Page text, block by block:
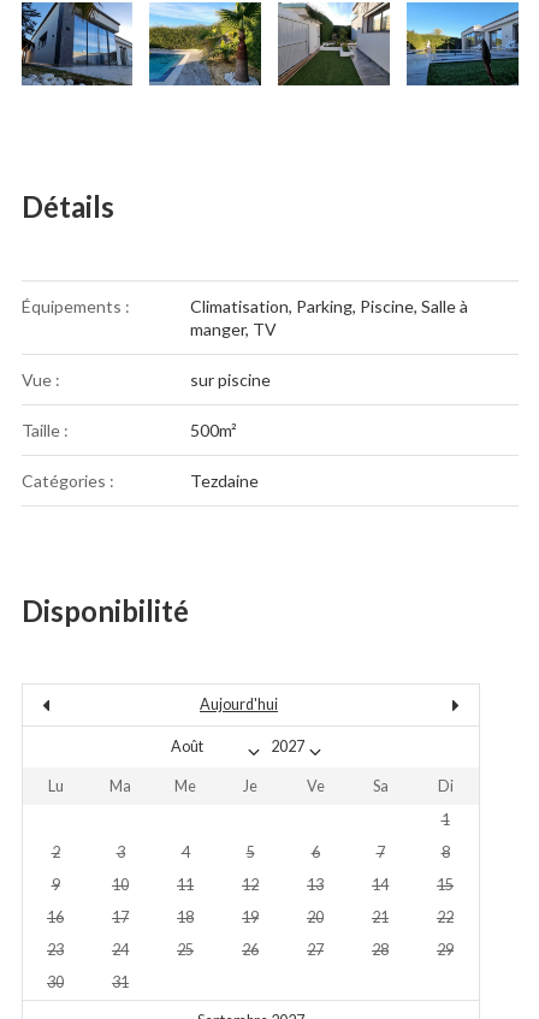
Détails
Équipements : Climatisation, Parking, Piscine, Salle à
manger, TV
Vue : sur piscine
Taille : 500m²
Catégories : Tezdaine
Disponibilité
Aujourd'hui
Lu Ma Me Je Ve Sa
Di
1
2
3 4 5 6 7
8
9
10 11 12 13 14
15
16
17 18 19 20 21
22
23
24 25 26 27 28
29
30
31